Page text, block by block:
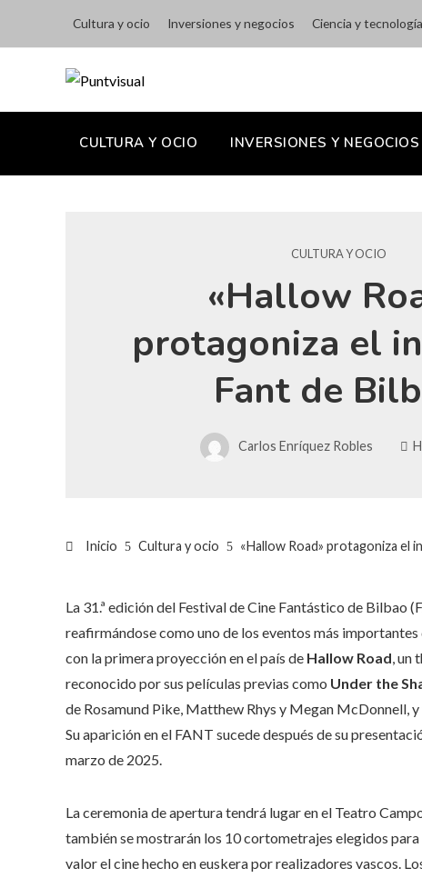
Cultura y ocio Inversiones y negocios Ciencia y tecnología
CULTURA Y OCIO INVERSIONES Y NEGOCIOS
CULTURA Y OCIO
«Hallow
protagoniza el
Fant de
Carlos Enríquez Robles
Inicio Cultura y ocio «Hallow Road» protagoniza el
La 31.ª edición del Festival de Cine Fantástico de Bilbao
reafirmándose como uno de los eventos más
con la primera proyección en el país de Hallow Road, un
reconocido por sus películas previas como Under the
de Rosamund Pike, Matthew Rhys y Megan McDonnell,
Su aparición en el FANT sucede después de su
marzo de 2025.
La ceremonia de apertura tendrá lugar en el Teatro
también se mostrarán los 10 cortometrajes elegidos para
valor el cine hecho en euskera por realizadores vascos.